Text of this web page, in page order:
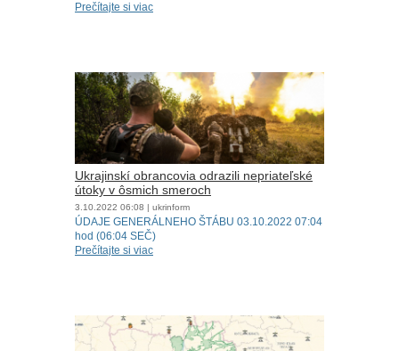
Prečítajte si viac
Ukrajinskí obrancovia odrazili nepriateľské
útoky v ôsmich smeroch
3.10.2022 06:08 | ukrinform
ÚDAJE GENERÁLNEHO ŠTÁBU 03.10.2022 07:04
hod (06:04 SEČ)
Prečítajte si viac